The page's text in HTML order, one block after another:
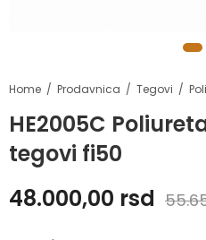
Home Prodavnica Tegovi
HE2005C
tegovi fi50
48.000,00 rsd